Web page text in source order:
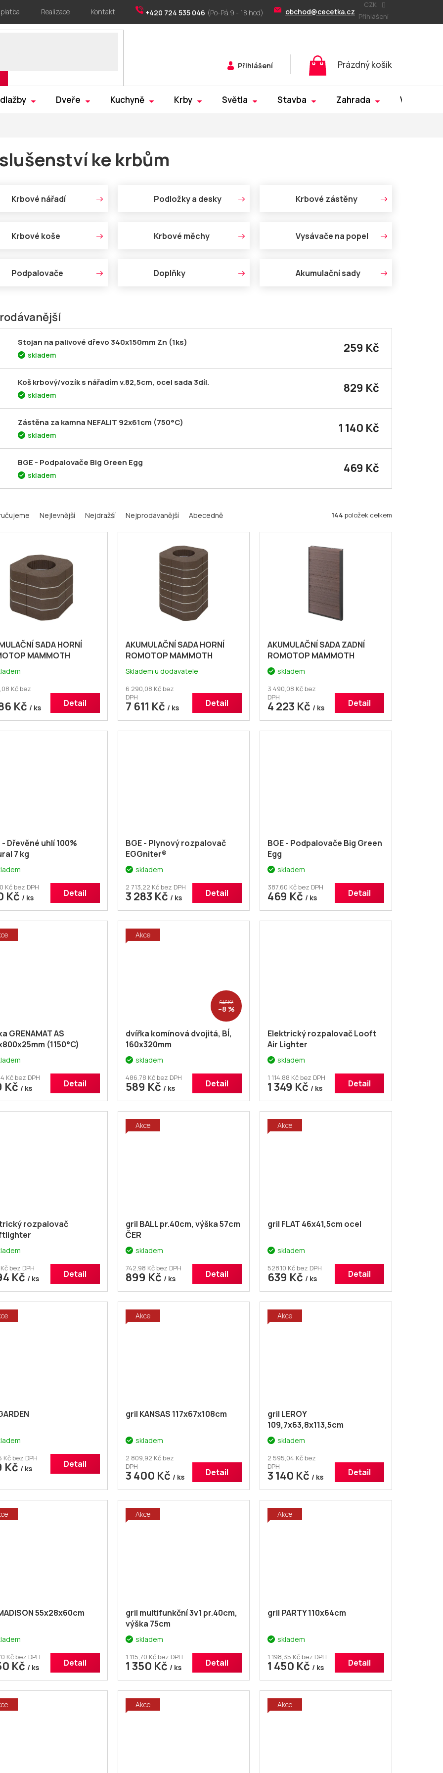
+420 724 535 046 obchod@cecetka.cz
Realizace Kontakt
CZK
Přihlášení
Přihlášení
Nákupní
košík
Prázdný košík
Dveře Kuchyně Krby Světla Stavba Zahrada Výprodej
ke krbům
Krbové nářadí Podložky a desky Krbové zástěny
Krbové koše Krbové měchy Vysávače na popel
Podpalovače Doplňky Akumulační sady
Stojan na palivové dřevo 340x150mm Zn (1ks)
skladem 259 Kč
Koš krbový/vozík s nářadím v.82,5cm, ocel sada 3díl.
skladem 829 Kč
Zástěna za kamna NEFALIT 92x61cm (750°C)
skladem 1 140 Kč
BGE - Podpalovače Big Green Egg
skladem 469 Kč
Nejlevnější Nejdražší Nejprodávanější Abecedně 144 položek celkem
SADA HORNÍ
MAMMOTH
KV 07)
sleva 1% kód:
Kč bez
Kč / ks Detail
AKUMULAČNÍ SADA HORNÍ
ROMOTOP MAMMOTH
(AKKUM SOL 02) + voucher +
Dodatečná sleva 1% kód:
ROMOTOP
Skladem u dodavatele
6 290,08 Kč bez
DPH
7 611 Kč / ks Detail
AKUMULAČNÍ SADA ZADNÍ
ROMOTOP MAMMOTH
(AKKUM SOL 01)
Dodatečná sleva 1% kód:
ROMOTOP
skladem
3 490,08 Kč bez
DPH
4 223 Kč / ks Detail
- Dřevěné uhlí 100%
7 kg
Kč bez DPH
Kč / ks Detail
BGE - Plynový rozpalovač
EGGniter®
skladem
2 713,22 Kč bez DPH
3 283 Kč / ks Detail
BGE - Podpalovače Big Green
Egg
skladem
387,60 Kč bez DPH
469 Kč / ks Detail
GRENAMAT AS
(1150°C)
Kč bez DPH
Kč / ks Detail
Akce
646 Kč
–8 %
dvířka komínová dvojitá, BÍ,
160x320mm
skladem
486,78 Kč bez DPH
589 Kč / ks Detail
Elektrický rozpalovač Looft
Air Lighter
skladem
1 114,88 Kč bez DPH
1 349 Kč / ks Detail
rozpalovač
bez DPH
Kč / ks Detail
Akce
gril BALL pr.40cm, výška 57cm
ČER
skladem
742,98 Kč bez DPH
899 Kč / ks Detail
Akce
gril FLAT 46x41,5cm ocel
skladem
528,10 Kč bez DPH
639 Kč / ks Detail
Kč bez DPH
Kč / ks Detail
Akce
gril KANSAS 117x67x108cm
skladem
2 809,92 Kč bez
DPH
3 400 Kč / ks Detail
Akce
gril LEROY
109,7x63,8x113,5cm
skladem
2 595,04 Kč bez
DPH
3 140 Kč / ks Detail
55x28x60cm
Kč bez DPH
Kč / ks Detail
Akce
gril multifunkční 3v1 pr.40cm,
výška 75cm
skladem
1 115,70 Kč bez DPH
1 350 Kč / ks Detail
Akce
gril PARTY 110x64cm
skladem
1 198,35 Kč bez DPH
1 450 Kč / ks Detail
Akce Akce